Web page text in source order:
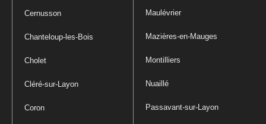
Cernusson
Chanteloup-les-Bois
Cholet
Cléré-sur-Layon
Coron
Maulévrier
Mazières-en-Mauges
Montilliers
Nuaillé
Passavant-sur-Layon